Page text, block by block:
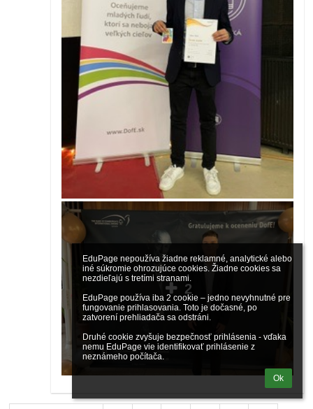
EduPage nepoužíva žiadne reklamné, analytické alebo
iné súkromie ohrozujúce cookies. Žiadne cookies sa
nezdieľajú s tretími stranami.
EduPage používa iba 2 cookie – jedno nevyhnutné pre
fungovanie prihlasovania. Toto je dočasné, po
zatvorení prehliadača sa odstráni.
Druhé cookie zvyšuje bezpečnosť prihlásenia - vďaka
nemu EduPage vie identifikovať prihlásenie z
neznámeho počítača.
Ok
2